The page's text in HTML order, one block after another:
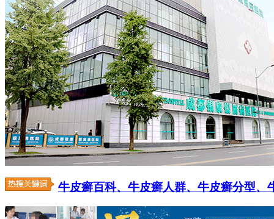
牛皮癣百科、 牛皮癣人群、 牛皮癣分型、